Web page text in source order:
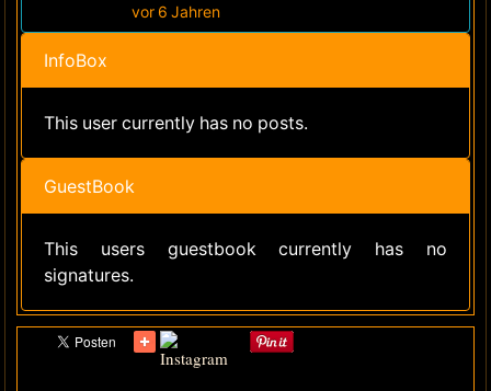
vor 6 Jahren
InfoBox
This user currently has no posts.
GuestBook
This users guestbook currently has no
signatures.